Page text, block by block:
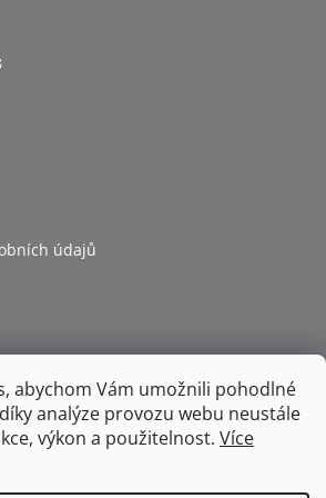
abychom Vám umožnili pohodlné
analýze provozu webu neustále
výkon a použitelnost. Více
údajů